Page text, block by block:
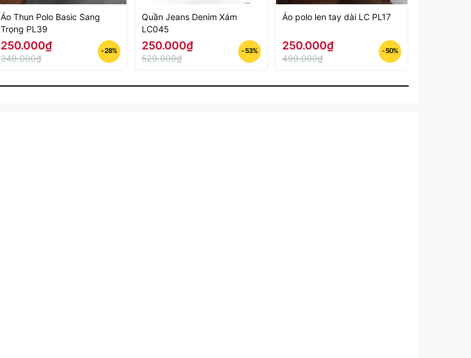
Áo Thun Polo Basic Sang
Trọng PL39
250.000₫
349.000₫
- 28%
Quần Jeans Denim Xám
LC045
250.000₫
529.000₫
- 53%
Áo polo len tay dài LC PL17
250.000₫
499.000₫
- 50%